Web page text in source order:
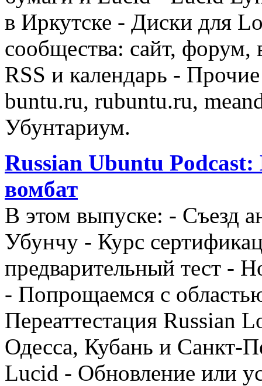
в Иркутске - Диски для
сообщества: сайт, форум,
RSS и календарь -
buntu.ru, rubuntu.ru,
Убунтариум.
Russian Ubuntu
вомбат
В этом выпуске: - Съезд
Убунчу - Курс
предварительный тест -
- Попрощаемся с
Переаттестация Russian
Одесса, Кубань и Санкт-
Lucid - Обновление или